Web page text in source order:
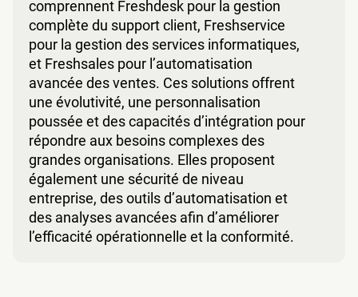
comprennent Freshdesk pour la gestion
complète du support client, Freshservice
pour la gestion des services informatiques,
et Freshsales pour l’automatisation
avancée des ventes. Ces solutions offrent
une évolutivité, une personnalisation
poussée et des capacités d’intégration pour
répondre aux besoins complexes des
grandes organisations. Elles proposent
également une sécurité de niveau
entreprise, des outils d’automatisation et
des analyses avancées afin d’améliorer
l’efficacité opérationnelle et la conformité.